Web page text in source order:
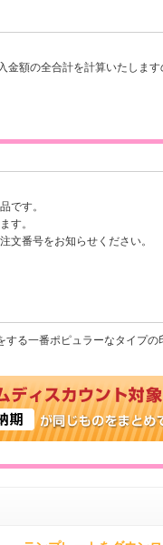
額の全合計を計算いたします
です。
す。
番号をお知らせください。
る一番ポピュラーなタイプの